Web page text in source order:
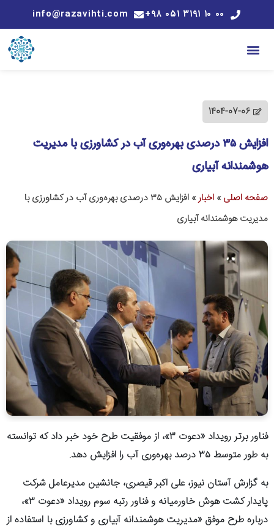
۰۰ ۱۰ ۳۱۹۱ ۰۵۱ ۹۸+ info@razavihti.com
1404-07-06
افزایش ۳۵ درصدی بهره‌وری آب در کشاورزی با مدیریت
هوشمندانه آبیاری
صفحه اصلی» اخبار»
افزایش ۳۵ درصدی بهره‌وری آب در کشاورزی با
مدیریت هوشمندانه آبیاری
فناور برتر رویداد «دعوت ۳»، از موفقیت طرح خود خبر داد که توانسته
به طور متوسط ۳۵ درصد بهره‌وری آب را افزایش دهد.
به گزارش آستان نیوز، علی اکبر قیصری، جانشین مدیرعامل شرکت
پایدار کشت هوش خاورمیانه و فناور رتبه سوم رویداد «دعوت ۳»،
درباره طرح موفق «مدیریت هوشمندانه آبیاری و کشاورزی با استفاده از